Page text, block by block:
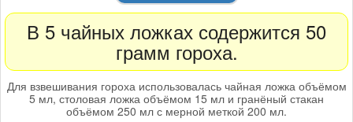
В 5 чайных ложках содержится 50
грамм гороха.
Для взвешивания гороха использовалась чайная ложка объёмом
5 мл, столовая ложка объёмом 15 мл и гранёный стакан
объёмом 250 мл с мерной меткой 200 мл.